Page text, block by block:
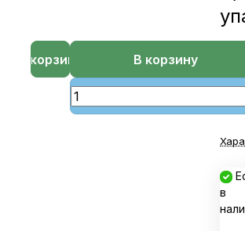
В корзину
В корзине
в